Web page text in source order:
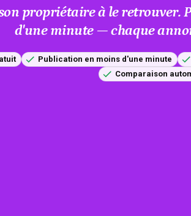
propriétaire à le retrouver.
d'une minute — chaque
Publication en moins d'une minute
Comparaison